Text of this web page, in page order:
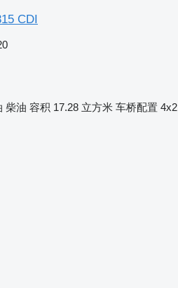
CDI
柴油 容积 17.28 立方米 车桥配置 4x2